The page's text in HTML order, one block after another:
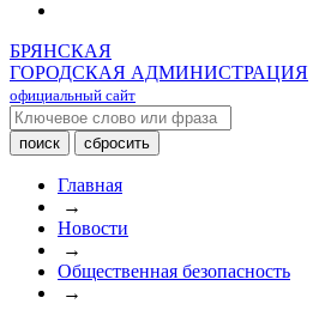
БРЯНСКАЯ
ГОРОДСКАЯ АДМИНИСТРАЦИЯ
официальный сайт
Главная
→
Новости
→
Общественная безопасность
→